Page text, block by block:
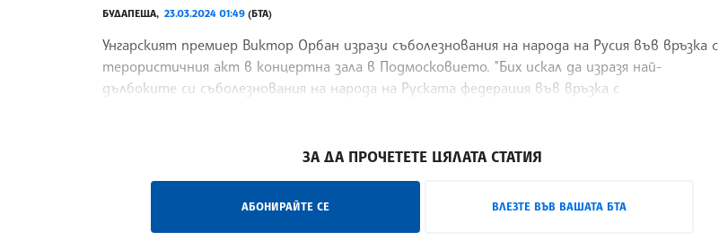
БУДАПЕЩА, 23.03.2024 01:49 (БТА)
Унгарският премиер Виктор Орбан изрази съболезнования на народа на Русия във връзка с
терористичния акт в концертна зала в Подмосковието. "Бих искал да изразя най-
дълбоките си съболезнования на народа на Руската федерация във връзка с
ЗА ДА ПРОЧЕТЕТЕ ЦЯЛАТА СТАТИЯ
АБОНИРАЙТЕ СЕ ВЛЕЗТЕ ВЪВ ВАШАТА БТА